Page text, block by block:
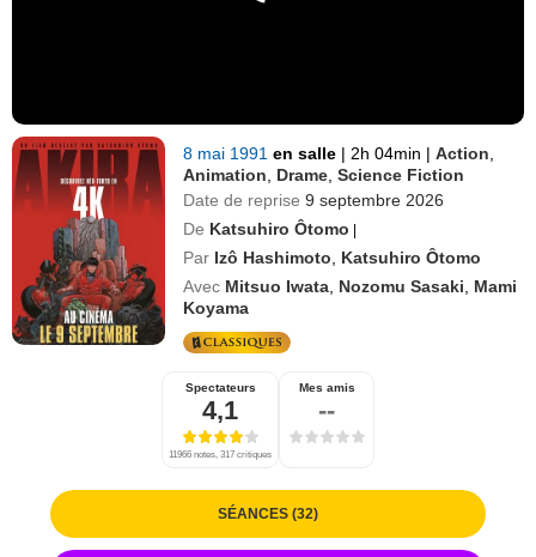
8 mai 1991en salle | 2h 04min | Action
Animation
Drame ,Science Fiction
Date de reprise 9 septembre 2026
De Katsuhiro Ôtomo |
Par Izô Hashimoto
Katsuhiro Ôtomo
Avec Mitsuo Iwata Nozomu Sasaki
Mami
Koyama
Spectateurs
4,1
11966 notes, 317 critiques
Mes amis
--
SÉANCES (32)